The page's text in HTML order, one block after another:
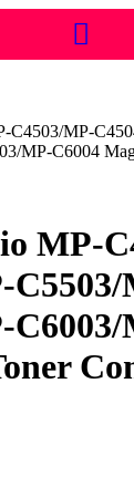
C4503/MP-
MP-C6004
MP-